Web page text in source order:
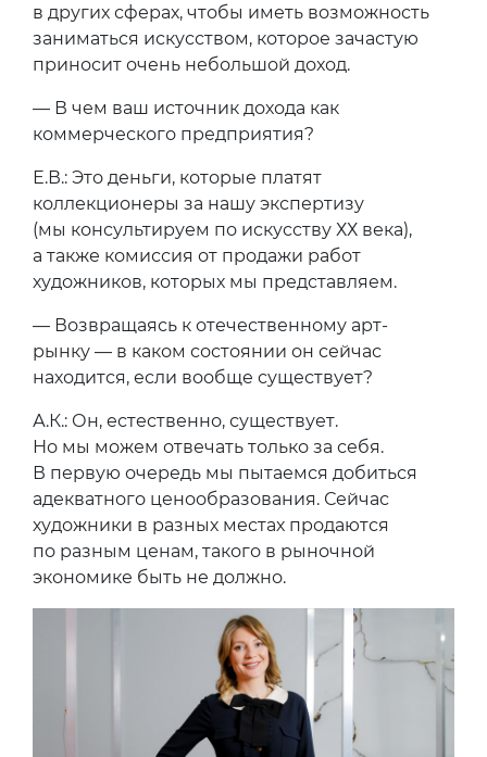
в других сферах, чтобы иметь возможность
заниматься искусством, которое зачастую
приносит очень небольшой доход.
— В чем ваш источник дохода как
коммерческого предприятия?
Е.В.: Это деньги, которые платят
коллекционеры за нашу экспертизу
(мы консультируем по искусству ХХ века),
а также комиссия от продажи работ
художников, которых мы представляем.
— Возвращаясь к отечественному арт-
рынку — в каком состоянии он сейчас
находится, если вообще существует?
А.К.: Он, естественно, существует.
Но мы можем отвечать только за себя.
В первую очередь мы пытаемся добиться
адекватного ценообразования. Сейчас
художники в разных местах продаются
по разным ценам, такого в рыночной
экономике быть не должно.